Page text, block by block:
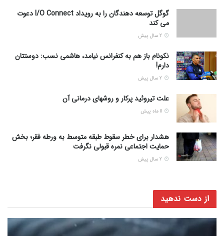
گوگل توسعه دهندگان را به رویداد I/O Connect دعوت
می کند
نکونام باز هم به کنفرانس نیامد، هاشمی نسب: دوستتان
دارم!
علت تیروئید پرکار و روشهای درمانی آن
هشدار برای خطر سقوط طبقه متوسط به ورطه فقر؛ بخش
حمایت اجتماعی نمره قبولی نگرفت
از دست ندهید